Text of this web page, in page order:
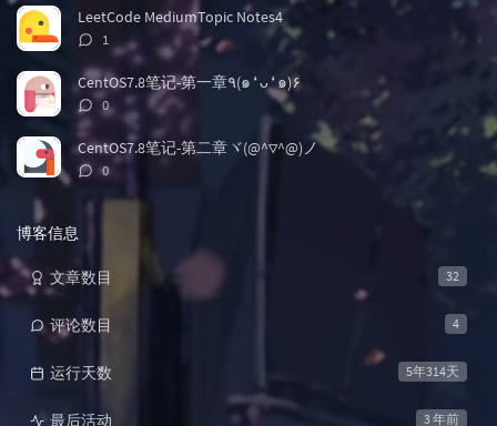
数：
LeetCode MediumTopic Notes4
评
论
数：
1
CentOS7.8笔记-第一章٩(๑❛ᴗ❛๑)۶
评
论
数：
0
CentOS7.8笔记-第二章ヾ(@^▽^@)ノ
评
数：
0
博客信息
32
文章数目
4
评论数目
5年314天
运行天数
3 年前
最后活动